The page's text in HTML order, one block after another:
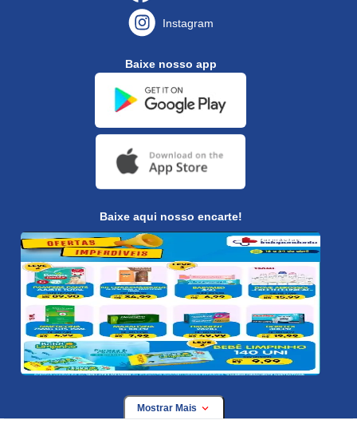
Instagram
Baixe nosso app
Baixe aqui nosso encarte!
Mostrar Mais